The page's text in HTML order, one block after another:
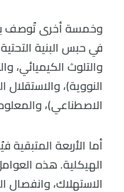
وخمسة أخرى تُوصف
في حبس البنية
والتلوث الكيميائي،
النووية)،
الاصطناعي)،
أما الأربعة
الهيكلية. هذه
الاستهلاك،